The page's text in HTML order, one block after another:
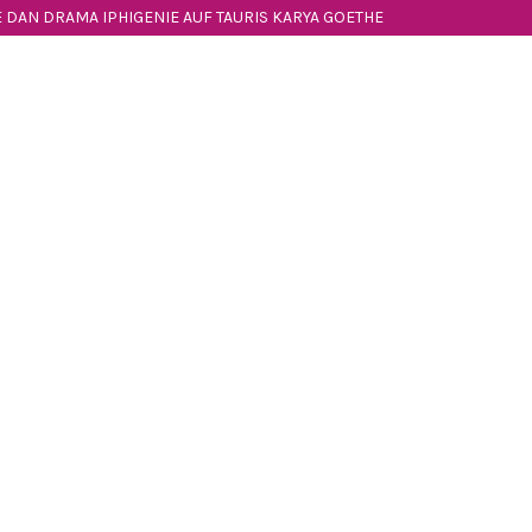
DRAMA IPHIGENIE AUF TAURIS KARYA GOETHE